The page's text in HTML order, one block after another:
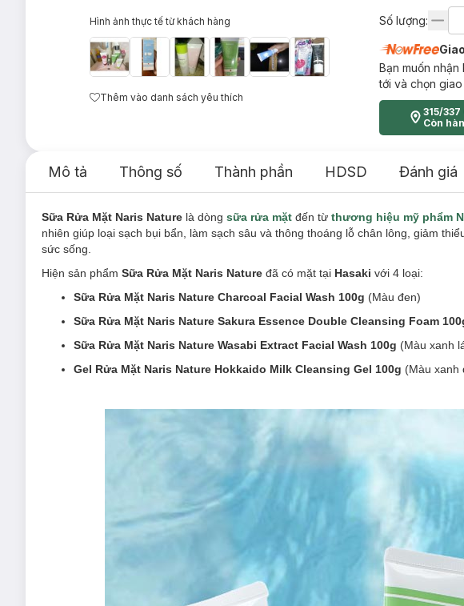
Hình ảnh thực tế từ khách hàng
Thêm vào danh sách yêu thích
Số lượng:
Bạn muốn
tới và chọn
315/337
Còn
Mô tả Thông số Thành phần HDSD Đánh giá
Sữa Rửa Mặt Naris Nature là dòng sữa rửa mặt đến từ thương hiệu mỹ phẩm
nhiên giúp loại sạch bụi bẩn, làm sạch sâu và thông thoáng lỗ chân lông, giảm
sức sống.
Hiện sản phẩm Sữa Rửa Mặt Naris Nature đã có mặt tại Hasaki với 4 loại:
Sữa Rửa Mặt Naris Nature Charcoal Facial Wash 100g (Màu đen)
Sữa Rửa Mặt Naris Nature Sakura Essence Double Cleansing Foam
Sữa Rửa Mặt Naris Nature Wasabi Extract Facial Wash 100g (Màu xanh
Gel Rửa Mặt Naris Nature Hokkaido Milk Cleansing Gel 100g (Màu xanh